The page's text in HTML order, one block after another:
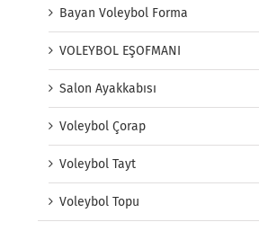
Bayan Voleybol Forma
VOLEYBOL EŞOFMANI
Salon Ayakkabısı
Voleybol Çorap
Voleybol Tayt
Voleybol Topu